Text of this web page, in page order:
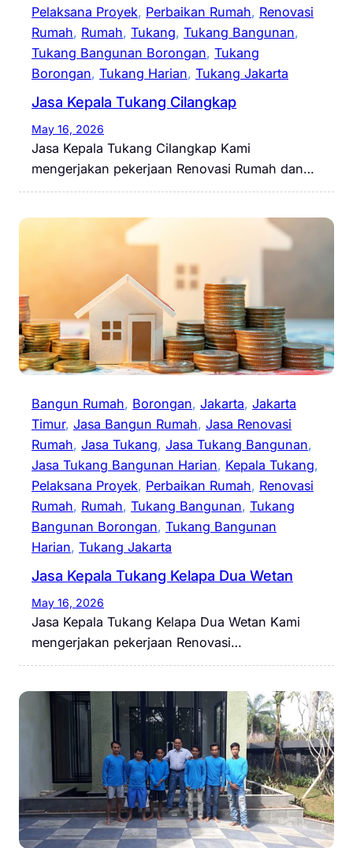
Pelaksana Proyek, Perbaikan Rumah, Renovasi
Rumah, Rumah, Tukang, Tukang Bangunan
Tukang Bangunan Borongan, Tukang
Borongan, Tukang Harian, Tukang Jakarta
Jasa Kepala Tukang Cilangkap
May 16, 2026
Jasa Kepala Tukang Cilangkap Kami
mengerjakan pekerjaan Renovasi Rumah dan…
Bangun Rumah, Borongan, Jakarta, Jakarta
Timur, Jasa Bangun Rumah, Jasa Renovasi
Rumah, Jasa Tukang, Jasa Tukang Bangunan
Jasa Tukang Bangunan Harian, Kepala Tukang
Pelaksana Proyek, Perbaikan Rumah, Renovasi
Rumah, Rumah, Tukang Bangunan, Tukang
Bangunan Borongan, Tukang Bangunan
Harian, Tukang Jakarta
Jasa Kepala Tukang Kelapa Dua Wetan
May 16, 2026
Jasa Kepala Tukang Kelapa Dua Wetan Kami
mengerjakan pekerjaan Renovasi…